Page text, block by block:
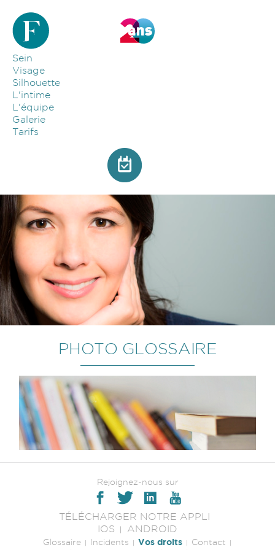
Sein
Visage
Silhouette
L'intime
L'équipe
Galerie
Tarifs
Image par défaut
PHOTO GLOSSAIRE
Rejoignez-nous sur
TÉLÉCHARGER NOTRE APPLI
IOS
ANDROID
Glossaire Incidents Vos droits
Contact